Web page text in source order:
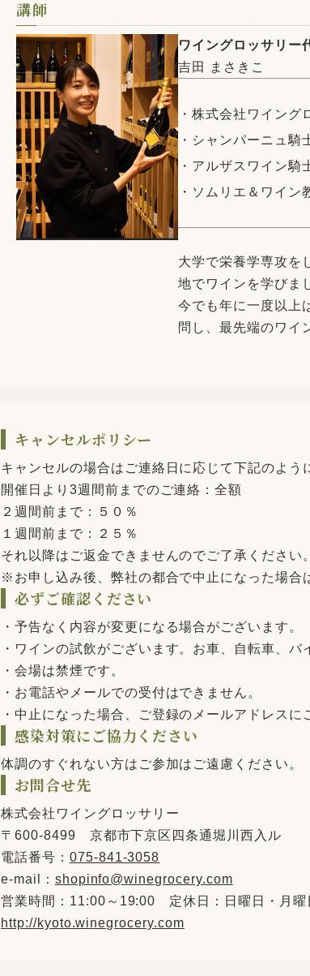
講師
ワイングロッサリー
吉田 まさきこ
・株式会社ワイング
・シャンパーニュ
・アルザスワイン
・ソムリエ＆ワイン
大学で栄養学専攻を
地でワインを学びま
今でも年に一度以上
問し、最先端のワイ
キャンセルポリシー
キャンセルの場合はご連絡日に応じて下記のよう
開催日より3週間前までのご連絡：全額
２週間前まで：５０％
１週間前まで：２５％
それ以降はご返金できませんのでご了承ください。
※お申し込み後、弊社の都合で中止になった場合
必ずご確認ください
・予告なく内容が変更になる場合がございます。
・ワインの試飲がございます。お車、自転車、
・会場は禁煙です。
・お電話やメールでの受付はできません。
・中止になった場合、ご登録のメールアドレスに
感染対策にご協力ください
体調のすぐれない方はご参加はご遠慮ください。
お問合せ先
株式会社ワイングロッサリー
〒600-8499 京都市下京区四条通堀川西入ル
電話番号： 075-841-3058
e-mail： shopinfo@winegrocery.com
営業時間：11:00～19:00 定休日：日曜日・月曜
http://kyoto.winegrocery.com